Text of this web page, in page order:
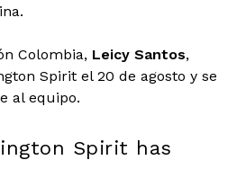
Colombia, Leicy Santos,
Spirit el 20 de agosto y se
al equipo.
Spirit has